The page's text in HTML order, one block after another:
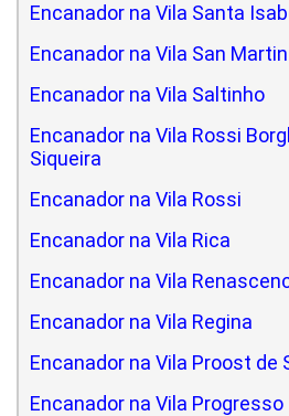
Encanador na Vila Santa
Encanador na Vila San Martin
Encanador na Vila Saltinho
Encanador na Vila Rossi
Siqueira
Encanador na Vila Rossi
Encanador na Vila Rica
Encanador na Vila
Encanador na Vila Regina
Encanador na Vila Proost de
Encanador na Vila Progresso